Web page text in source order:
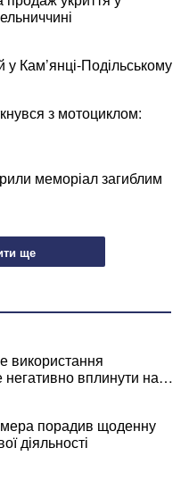
Кам’янці-Подільському
з мотоциклом:
меморіал загиблим
ще
використання
вплинути на
порадив щоденну
діяльності